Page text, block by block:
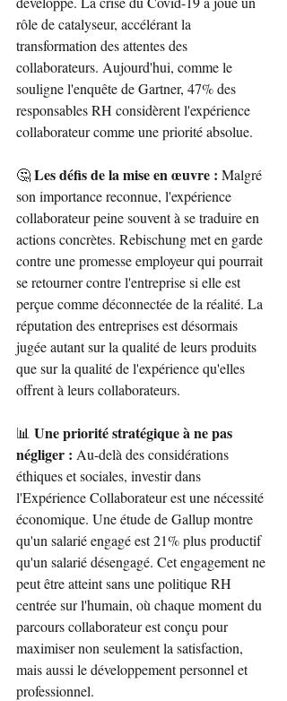
rôle de catalyseur, accélérant la
transformation des attentes des
collaborateurs. Aujourd'hui, comme le
souligne l'enquête de Gartner, 47% des
responsables RH considèrent l'expérience
collaborateur comme une priorité absolue.
🤔 Les défis de la mise en œuvre : Malgré
son importance reconnue, l'expérience
collaborateur peine souvent à se traduire en
actions concrètes. Rebischung met en garde
contre une promesse employeur qui pourrait
se retourner contre l'entreprise si elle est
perçue comme déconnectée de la réalité. La
réputation des entreprises est désormais
jugée autant sur la qualité de leurs produits
que sur la qualité de l'expérience qu'elles
offrent à leurs collaborateurs.
📊 Une priorité stratégique à ne pas
négliger : Au-delà des considérations
éthiques et sociales, investir dans
l'Expérience Collaborateur est une nécessité
économique. Une étude de Gallup montre
qu'un salarié engagé est 21% plus productif
qu'un salarié désengagé. Cet engagement ne
peut être atteint sans une politique RH
centrée sur l'humain, où chaque moment du
parcours collaborateur est conçu pour
maximiser non seulement la satisfaction,
mais aussi le développement personnel et
professionnel.